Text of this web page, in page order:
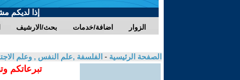
إذا لديكم
بحث/الارشيف اضافة/خدمات الزوار
الصفحة الرئيسية - الفلسفة ,علم النفس , وعلم
تبرعاتكم